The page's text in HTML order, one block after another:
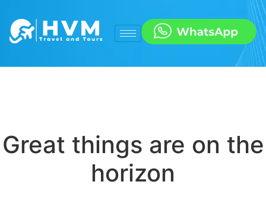
Great things are on the
horizon